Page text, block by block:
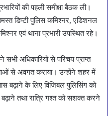
की पहली समीक्षा बैठक ली।
डिप्टी पुलिस कमिश्नर, एडिशनल
एवं थाना प्रभारी उपस्थित रहे।
अधिकारियों से परिचय प्राप्त
से अवगत कराया। उन्होंने शहर में
बढ़ाने के लिए विजिबल पुलिसिंग को
तथा रात्रि गश्त को सशक्त करने